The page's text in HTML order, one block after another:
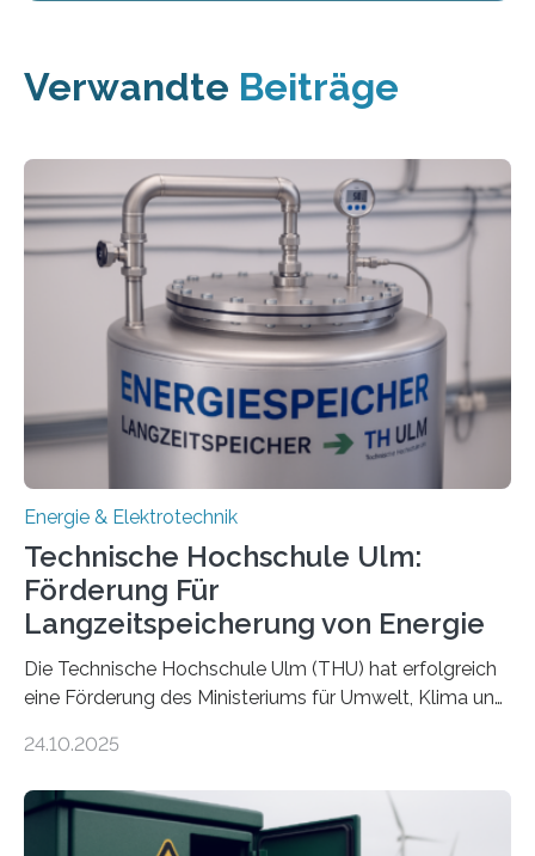
Verwandte Beiträge
Energie & Elektrotechnik
Technische Hochschule Ulm:
Förderung Für
Langzeitspeicherung von Energie
Die Technische Hochschule Ulm (THU) hat erfolgreich
eine Förderung des Ministeriums für Umwelt, Klima und
Forschungsprojekt „LAGER – Langzeitspeicherung in
Quartieren“ eingeworben. Ziel des Projekts ist die
Entwicklung, Erprobung und Demonstration von
24.10.2025